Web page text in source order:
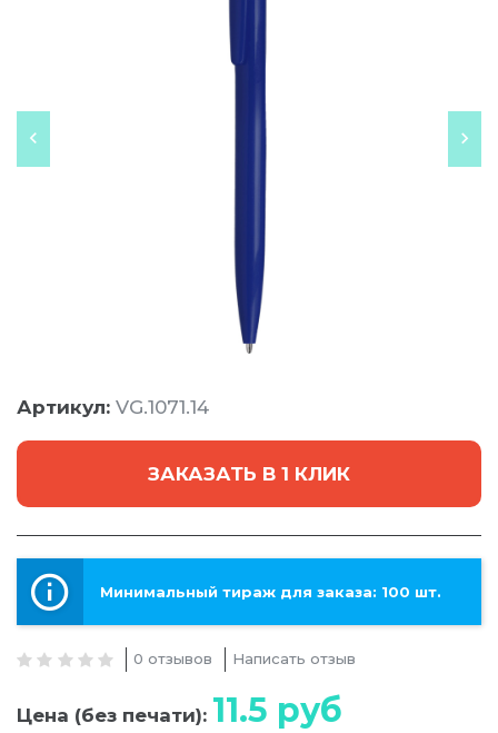
Артикул: VG.1071.14
ЗАКАЗАТЬ В 1 КЛИК
Минимальный тираж для заказа: 100 шт.
0 отзывов Написать отзыв
Цена (без печати): 11.5 руб